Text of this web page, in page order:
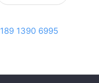
189 1390 6995